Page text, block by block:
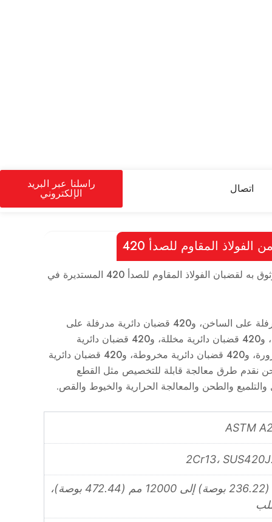
اتصال راسلنا عبر البريد
الإلكتروني
المقاوم للصدأ 420
مجموعة SteelPRO هي مورد موثوق به لقضبان الفولاذ المقاوم للصدأ 420 المستديرة في
نحن نقدم 420 قضبان دائرية مدرفلة على الساخن، و420 قضبان دائرية مدرفلة على
البارد، و420 قضبان دائرية ملدنة، و420 قضبان دائرية مخللة، و420 قضبان دائرية
مصقولة، و420 قضبان دائرية مزورة، و420 قضبان دائرية مخروطة، و420 قضبان دائرية
نحن نقدم طرق معالجة قابلة للتخصيص مثل القطع
والتلميع والطحن والمعالجة الحرارية والخيوط والقص.
6000 مم (236.22 بوصة) إلى 12000 مم (472.44 بوصة)،